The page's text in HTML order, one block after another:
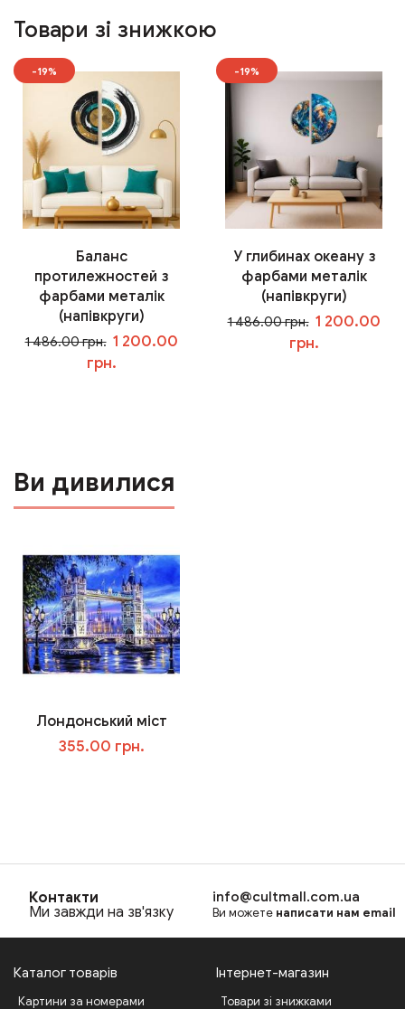
Товари зі знижкою
-19%
Баланс
протилежностей з
фарбами металік
(напівкруги)
1 486.00 грн. 1 200.00
грн.
-19%
У глибинах океану з
фарбами металік
(напівкруги)
1 486.00 грн. 1 200.00
грн.
Ви дивилися
Лондонський міст
355.00 грн.
Контакти
Ми завжди на зв'язку
info@cultmall.com.ua
Ви можете написати нам email
Каталог товарів
Картини за номерами
Інтернет-магазин
Товари зі знижками